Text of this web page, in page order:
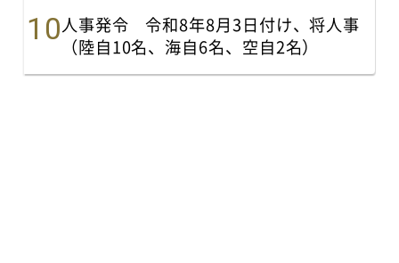
人事発令 令和8年8月3日付け、将人事
（陸自10名、海自6名、空自2名）